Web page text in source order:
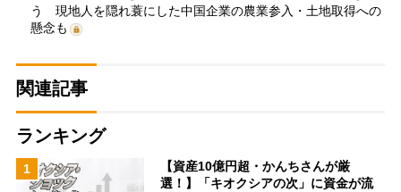
う 現地人を隠れ蓑にした中国企業の農業参入・土地取得への
懸念も
関連記事
ランキング
1
【資産10億円超・かんちさんが厳
選！】「キオクシアの次」に資金が流